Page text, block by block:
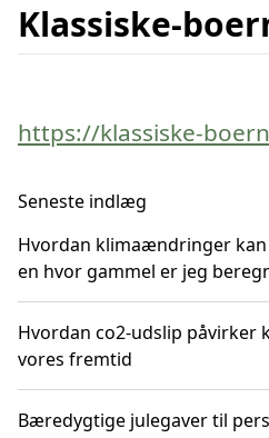
Klassiske-
https://klassiske-
Seneste indlæg
Hvordan klimaændringer
en hvor gammel er jeg
Hvordan co2-udslip påvirker
vores fremtid
Bæredygtige julegaver til